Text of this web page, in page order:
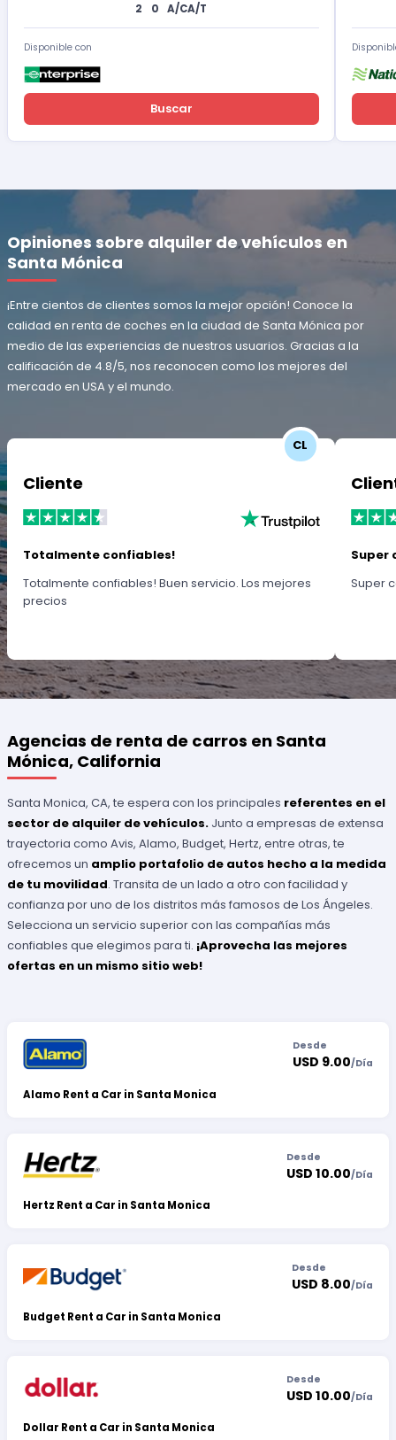
2 0 A/CA/T
Disponible con
Buscar
Opiniones sobre alquiler de vehículos en
Santa Mónica
¡Entre cientos de clientes somos la mejor opción! Conoce la
calidad en renta de coches en la ciudad de Santa Mónica por
medio de las experiencias de nuestros usuarios. Gracias a la
calificación de 4.8/5, nos reconocen como los mejores del
mercado en USA y el mundo.
CL
Cliente
Totalmente confiables!
Totalmente confiables! Buen servicio. Los mejores
precios
Super
Super
Agencias de renta de carros en Santa
Mónica, California
Santa Monica, CA, te espera con los principales referentes en el
sector de alquiler de vehículos. Junto a empresas de extensa
trayectoria como Avis, Alamo, Budget, Hertz, entre otras, te
ofrecemos un amplio portafolio de autos hecho a la medida
de tu movilidad. Transita de un lado a otro con facilidad y
confianza por uno de los distritos más famosos de Los Ángeles.
Selecciona un servicio superior con las compañías más
confiables que elegimos para ti. ¡Aprovecha las mejores
ofertas en un mismo sitio web!
Alamo Rent a Car in Santa Monica
Desde
USD 9.00/Día
Hertz Rent a Car in Santa Monica
Desde
USD 10.00/Día
Budget Rent a Car in Santa Monica
Desde
USD 8.00/Día
Dollar Rent a Car in Santa Monica
Desde
USD 10.00/Día